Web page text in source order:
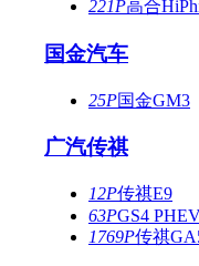
221P高合
国金汽车
25P国金GM3
广汽传祺
12P传祺E9
63PGS4
1769P传祺